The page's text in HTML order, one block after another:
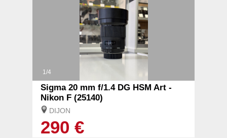
1/4
Sigma 20 mm f/1.4 DG HSM Art -
Nikon F (25140)
DIJON
290 €